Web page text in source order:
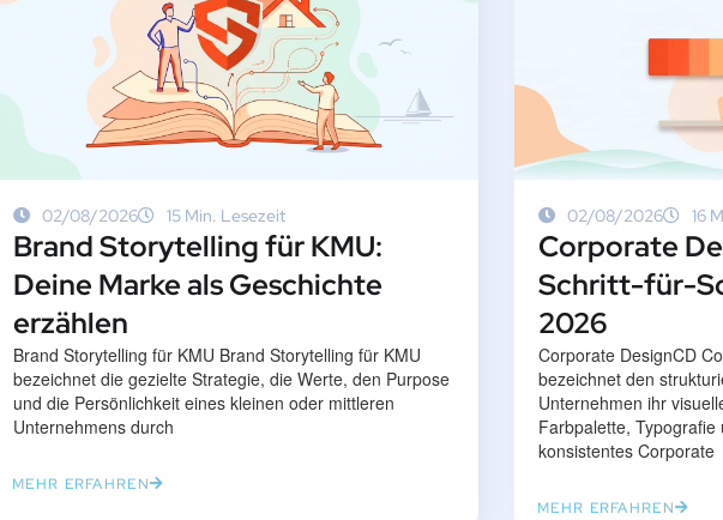
02/08/2026 15 Min. Lesezeit
Brand Storytelling für KMU:
Deine Marke als Geschichte
erzählen
Brand Storytelling für KMU Brand Storytelling für KMU
bezeichnet die gezielte Strategie, die Werte, den Purpose
und die Persönlichkeit eines kleinen oder mittleren
Unternehmens durch
MEHR ERFAHREN
02/08/2026 16
Corporate
Schritt-für-
2026
Corporate DesignCD
bezeichnet den
Unternehmen ihr
Farbpalette,
konsistentes Corporate
MEHR ERFAHREN